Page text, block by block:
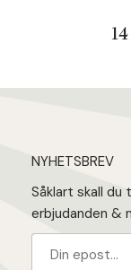
NYHETSBREV
Såklart skall du
erbjudanden &